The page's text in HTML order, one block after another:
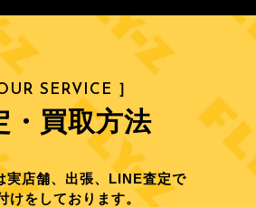
SERVICE ］
・買取方法
実店舗、出張、LINE査定で
けをしております。